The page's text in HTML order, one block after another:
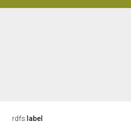
rdfs: label